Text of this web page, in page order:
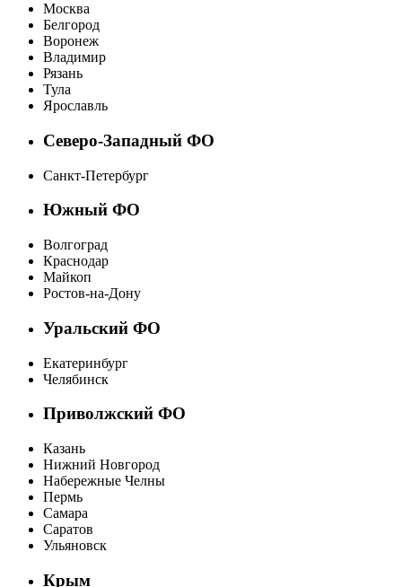
Москва
Белгород
Воронеж
Владимир
Рязань
Тула
Ярославль
Северо-Западный ФО
Санкт-Петербург
Южный ФО
Волгоград
Краснодар
Майкоп
Ростов-на-Дону
Уральский ФО
Екатеринбург
Челябинск
Приволжский ФО
Казань
Нижний Новгород
Набережные Челны
Пермь
Самара
Саратов
Ульяновск
Крым